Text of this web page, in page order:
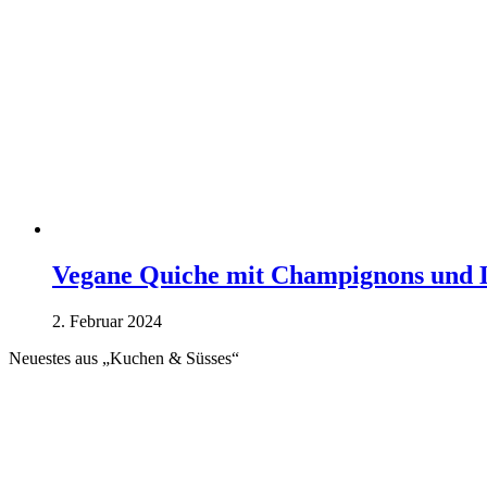
Vegane Quiche mit Champignons und
2. Februar 2024
Neuestes aus „Kuchen & Süsses“